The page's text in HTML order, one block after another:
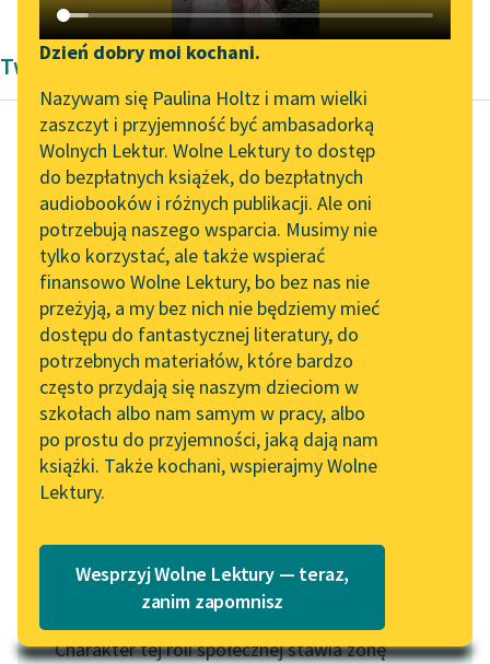
Katalog DAISY
Podkasty o książkach
Zgłoś brak utworu
Aktualności
„Prokurator Alicja Horn”
do słuchania
Byliśmy częścią AI Impact
Lab
Zapraszamy na spotkanie
online z tłumaczkami
literatury skandynawskiej
Spotkanie z Katarzyną
Tunkiel w Oslo
102. lata temu zmarł
Joseph Conrad
Lektury szkolne i klasyka
literatury do słuchania dla
uczennic i uczniów z
Narzędzia
Mapa Wolnych Lektur
Leśmianator
Przewodnik dla piszących i
czytających
API
OAI-PMH
Widget Wolnych Lektur
Przypisy
Katalog w formacie PDF
Dzień dobry moi kochani.
Nazywam się Paulina Holtz i mam wielki
zaszczyt i przyjemność być ambasadorką
Wolnych Lektur. Wolne Lektury to dostęp
do bezpłatnych książek, do bezpłatnych
audiobooków i różnych publikacji. Ale oni
potrzebują naszego wsparcia. Musimy nie
tylko korzystać, ale także wspierać
finansowo Wolne Lektury, bo bez nas nie
przeżyją, a my bez nich nie będziemy mieć
dostępu do fantastycznej literatury, do
potrzebnych materiałów, które bardzo
często przydają się naszym dzieciom w
szkołach albo nam samym w pracy, albo
po prostu do przyjemności, jaką dają nam
książki. Także kochani, wspierajmy Wolne
Lektury.
Wesprzyj Wolne Lektury — teraz,
zanim zapomnisz
Twórczość Artura Gruszeckiego
Artur Gruszecki
W kraju palm i
słońca
W środku wielkiej tej
izby gwarno, wesoło;
co chwila idą
gromadką do bufetu i
żądają...
Czytaj więcej
Motyw: Żona
Charakter tej roli społecznej stawia żonę